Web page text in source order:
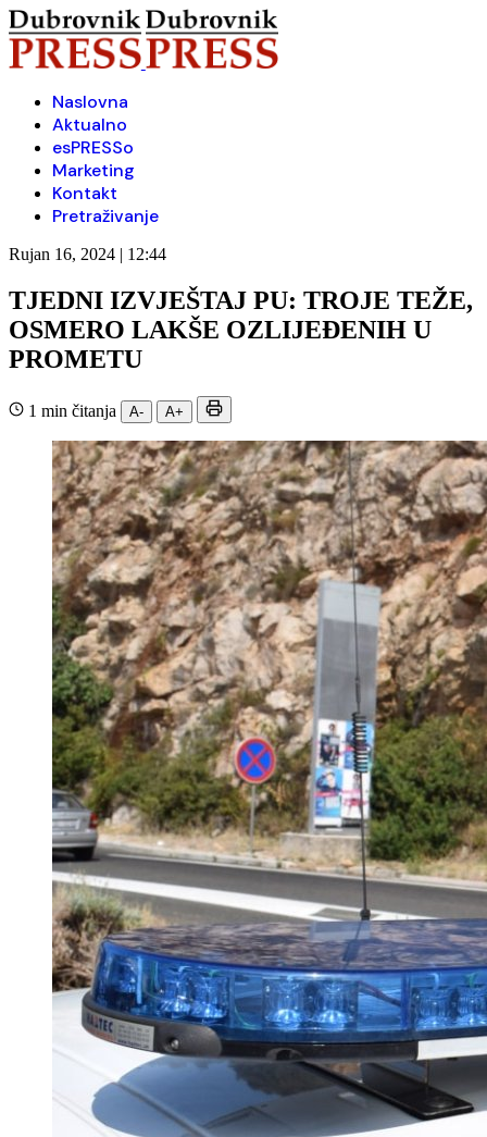
Naslovna
Aktualno
esPRESSo
Marketing
Kontakt
Pretraživanje
Rujan 16, 2024 | 12:44
TJEDNI IZVJEŠTAJ PU: TROJE TEŽE,
OSMERO LAKŠE OZLIJEĐENIH U
PROMETU
1 min čitanja A- A+